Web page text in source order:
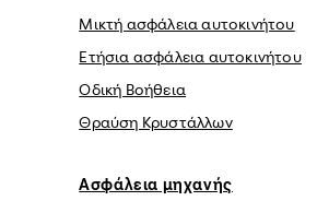
Μικτή ασφάλεια αυτοκινήτου
Ετήσια ασφάλεια αυτοκινήτου
Οδική Βοήθεια
Θραύση Κρυστάλλων
Ασφάλεια μηχανής